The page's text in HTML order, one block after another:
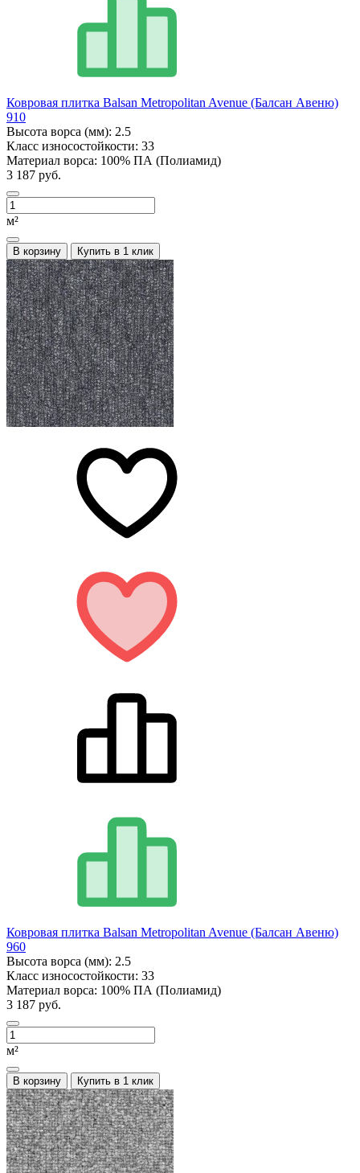
Ковровая плитка Balsan Metropolitan Avenue (Балсан Авеню)
910
Высота ворса (мм): 2.5
Класс износостойкости: 33
Материал ворса: 100% ПА (Полиамид)
3 187 руб.
м²
В корзину Купить в 1 клик
Ковровая плитка Balsan Metropolitan Avenue (Балсан Авеню)
960
Высота ворса (мм): 2.5
Класс износостойкости: 33
Материал ворса: 100% ПА (Полиамид)
3 187 руб.
м²
В корзину Купить в 1 клик